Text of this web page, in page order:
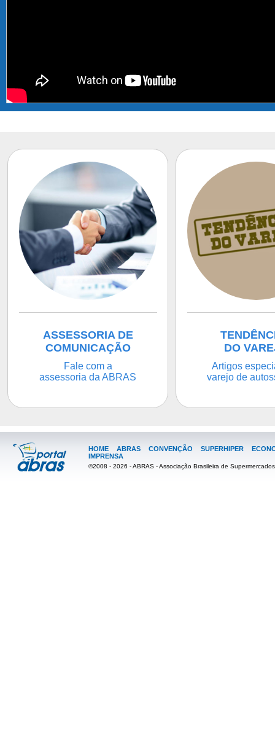
ASSESSORIA DE
COMUNICAÇÃO
Fale com a
assessoria da ABRAS
DO
Artigos
varejo de
HOME ABRAS CONVENÇÃO SUPERHIPER
IMPRENSA
©2008 - 2026 - ABRAS - Associação Brasileira de